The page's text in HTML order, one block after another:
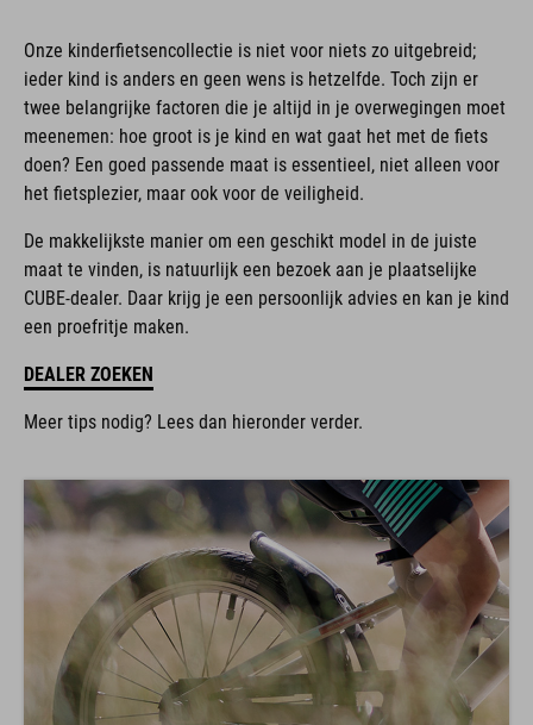
Onze kinderfietsencollectie is niet voor niets zo uitgebreid;
ieder kind is anders en geen wens is hetzelfde. Toch zijn er
twee belangrijke factoren die je altijd in je overwegingen moet
meenemen: hoe groot is je kind en wat gaat het met de fiets
doen? Een goed passende maat is essentieel, niet alleen voor
het fietsplezier, maar ook voor de veiligheid.
De makkelijkste manier om een geschikt model in de juiste
maat te vinden, is natuurlijk een bezoek aan je plaatselijke
CUBE-dealer. Daar krijg je een persoonlijk advies en kan je kind
een proefritje maken.
DEALER ZOEKEN
Meer tips nodig? Lees dan hieronder verder.